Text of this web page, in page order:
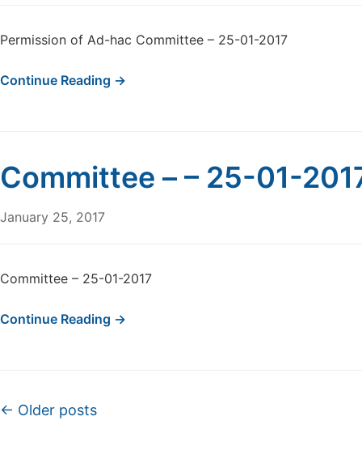
Permission of Ad-hac Committee – 25-01-2017
Continue Reading →
Committee – – 25-01-
January 25, 2017
Committee – 25-01-2017
Continue Reading →
Post navigation
← Older posts